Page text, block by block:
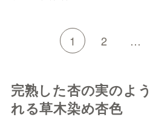
1 2 …
完熟した杏の実のよ
れる草木染め杏色